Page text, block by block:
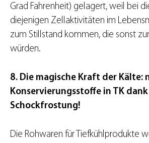
Grad Fahrenheit) gelagert, weil bei
diejenigen Zellaktivitäten im
zum Stillstand kommen, die sonst
würden.
8. Die magische Kraft der Kälte:
Konservierungsstoffe in TK dank
Schockfrostung!
Die Rohwaren für Tiefkühlprodukte